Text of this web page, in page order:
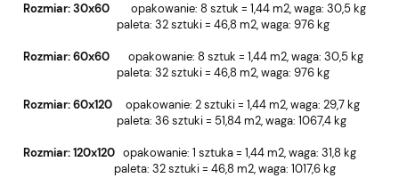
Rozmiar: 30x60 opakowanie: 8 sztuk = 1,44 m2, waga: 30,5 kg
paleta: 32 sztuki = 46,8 m2, waga: 976 kg
Rozmiar: 60x60 opakowanie: 8 sztuk = 1,44 m2, waga: 30,5 kg
paleta: 32 sztuki = 46,8 m2, waga: 976 kg
Rozmiar: 60x120 opakowanie: 2 sztuki = 1,44 m2, waga: 29,7 kg
paleta: 36 sztuki = 51,84 m2, waga: 1067,4 kg
Rozmiar: 120x120 opakowanie: 1 sztuka = 1,44 m2, waga: 31,8 kg
paleta: 32 sztuki = 46,8 m2, waga: 1017,6 kg